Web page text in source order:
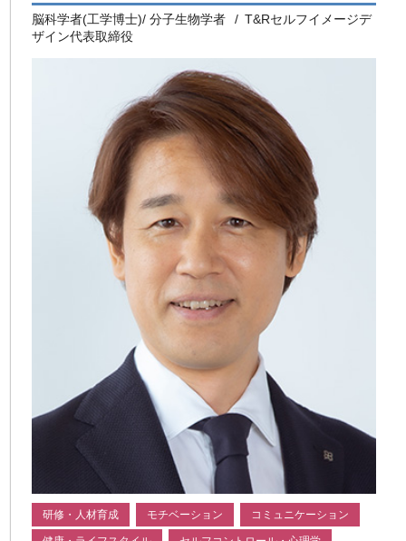
脳科学者(工学博士)/ 分子生物学者
T&Rセルフイメージデ
ザイン代表取締役
研修・人材育成 モチベーション コミュニケーション